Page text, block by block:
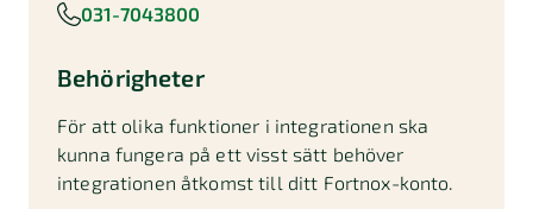
031-7043800
Behörigheter
För att olika funktioner i integrationen ska
kunna fungera på ett visst sätt behöver
integrationen åtkomst till ditt Fortnox-konto.